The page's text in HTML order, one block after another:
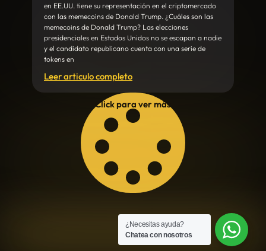
en EE.UU. tiene su representación en el criptomercado
con las memecoins de Donald Trump. ¿Cuáles son las
memecoins de Donald Trump? Las elecciones
presidenciales en Estados Unidos no se escapan a nadie
y el candidato republicano cuenta con una serie de
tokens en
Leer articulo completo
Click para ver más
¿Necesitas ayuda?
Chatea con nosotros